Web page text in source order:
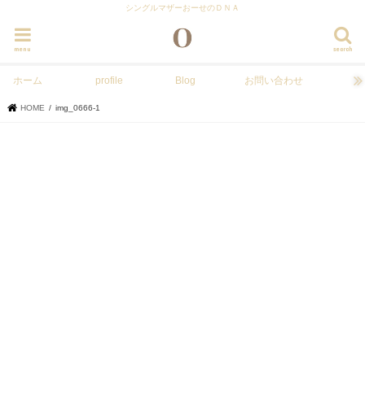
シングルマザーおーせのＤＮＡ
search
menu
ホーム profile Blog お問い合わせ
HOME img_0666-1